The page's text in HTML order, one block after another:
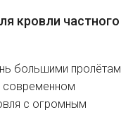
кровли частного
большими
современном
с огромным